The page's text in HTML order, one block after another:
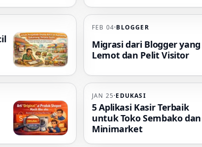
FEB 04·BLOGGER
Migrasi dari Blogger yang
Lemot dan Pelit Visitor
JAN 25·EDUKASI
5 Aplikasi Kasir Terbaik
untuk Toko Sembako dan
Minimarket